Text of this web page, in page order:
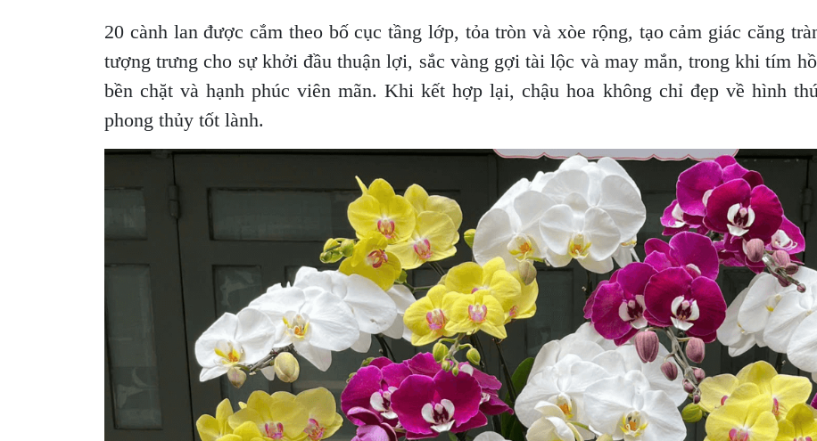
20 cành lan được cắm theo bố cục tầng lớp, tỏa tròn và xòe rộng, tạo cảm giác căng
tượng trưng cho sự khởi đầu thuận lợi, sắc vàng gợi tài lộc và may mắn, trong khi tím
bền chặt và hạnh phúc viên mãn. Khi kết hợp lại, chậu hoa không chỉ đẹp về hình
phong thủy tốt lành.